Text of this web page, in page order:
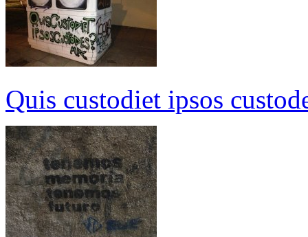
Quis custodiet ipsos